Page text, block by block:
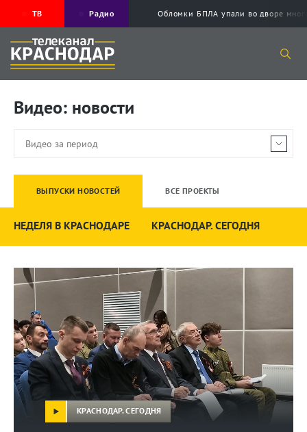
ТВ Радио Обломки БПЛА упали во дворе
Видео: новости
ВЫПУСКИ НОВОСТЕЙ ВСЕ ПРОЕКТЫ
НЕДЕЛЯ В КРАСНОДАРЕ КРАСНОДАР. СЕГОДНЯ
КРАСНОДАР. СЕГОДНЯ